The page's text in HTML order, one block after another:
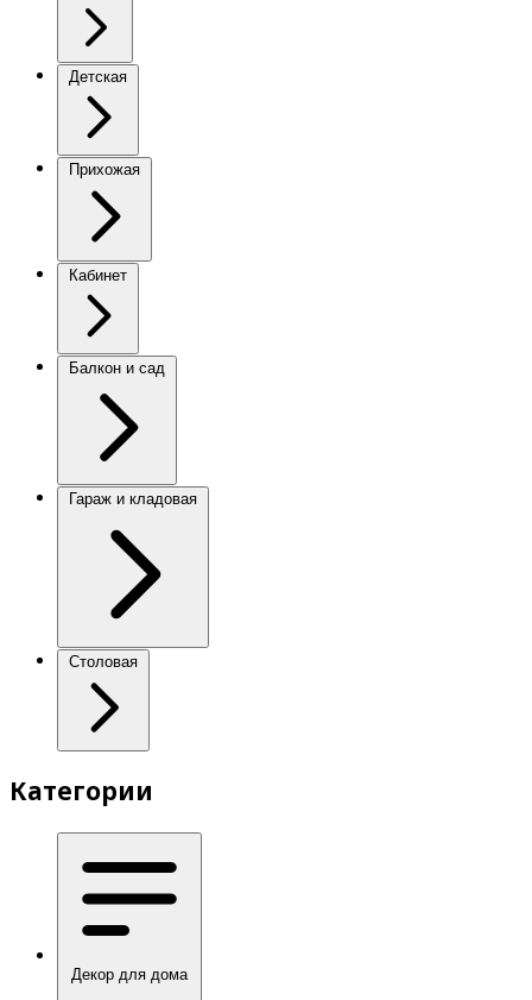
Детская
Прихожая
Кабинет
Балкон и сад
Гараж и кладовая
Столовая
Категории
Декор для дома